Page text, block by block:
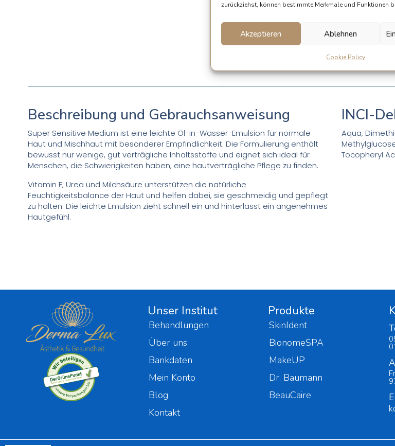
zurückziehst, können bestimmte Merkmale und Funktionen
Akzeptieren Ablehnen
Cookie Policy
Beschreibung und Gebrauchsanweisung
Super Sensitive Medium ist eine leichte Öl-in-Wasser-Emulsion für normale
Haut und Mischhaut mit besonderer Empfindlichkeit. Die Formulierung enthält
bewusst nur wenige, gut verträgliche Inhaltsstoffe und eignet sich ideal für
Menschen, die Schwierigkeiten haben, eine hautverträgliche Pflege zu finden.
Vitamin E, Urea und Milchsäure unterstützen die natürliche
Feuchtigkeitsbalance der Haut und helfen dabei, sie geschmeidig und gepflegt
zu halten. Die leichte Emulsion zieht schnell ein und hinterlässt ein angenehmes
Hautgefühl.
INCI-
Aqua,
Tocopheryl
Unser Institut
Behandlungen
Über uns
Bankdaten
Mein Konto
Blog
Kontakt
Produkte
SkinIdent
BionomeSPA
MakeUP
Dr. Baumann
BeauCaire